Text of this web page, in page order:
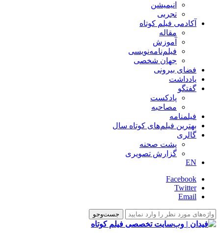
انیمیشن
تجربی
آکادمی فیلم کوتاه
مقاله
آموزش
فیلم‌نامه‌نویسی
جهان شخصی
فضای بیرونی
یادداشت
گفتگو
پادکست
مصاحبه
فیلمنامه
بهترین فیلم‌های کوتاه سال
گالری
پشت صحنه
گزارش تصویری
EN
Facebook
Twitter
Email